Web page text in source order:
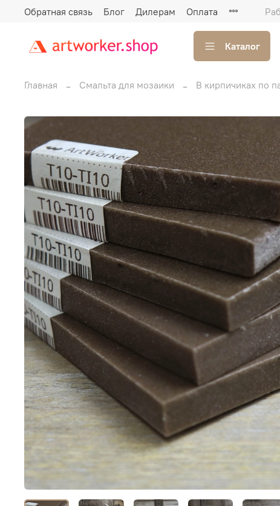
Обратная связь Блог Дилерам Оплата
Каталог
Главная Смальта для мозаики В кирпичиках по